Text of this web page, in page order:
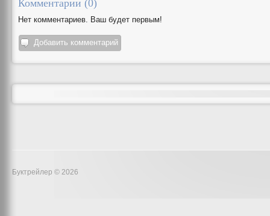
Комментарии (0)
Нет комментариев. Ваш будет первым!
Добавить комментарий
Буктрейлер © 2026